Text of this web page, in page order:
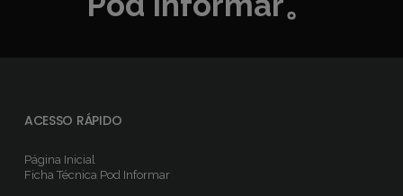
ACESSO RÁPIDO
Página Inicial
Ficha TécnicaPod Informar